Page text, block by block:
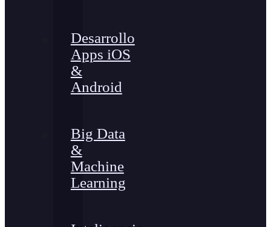
Desarrollo
Apps iOS
&
Android
Big Data
&
Machine
Learning